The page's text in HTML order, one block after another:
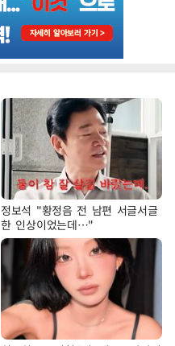
정보석 "황정음 전 남편 서글서글
한 인상이었는데…"